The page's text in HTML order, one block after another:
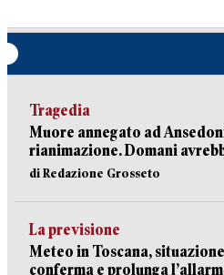
Tragedia
Muore annegato ad
rianimazione. Domani
di Redazione Grosseto
La previsione
Meteo in Toscana,
conferma e prolunga